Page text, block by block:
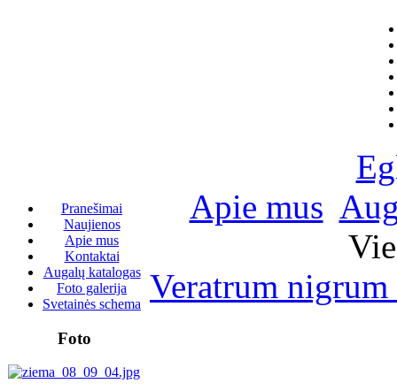
Pranešimai
Naujienos
Apie mus
Kontaktai
Augalų katalogas
Foto galerija
Svetainės schema
Foto
Apie mus
Veratrum nigrum